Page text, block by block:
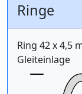
Ringe
Ring 42 x 4,5
Gleiteinlage